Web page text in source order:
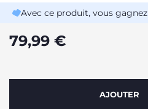
Avec ce produit, vous gagnez
79,99 €
AJOUTER